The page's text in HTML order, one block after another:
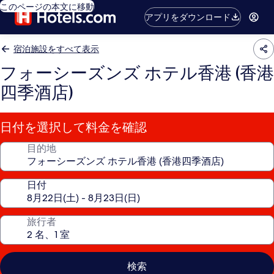
このページの本文に移動
アプリをダウンロード
宿泊施設をすべて表示
フォーシーズンズ ホテル香港 (香港
四季酒店)
日付を選択して料金を確認
目的地
日付
旅行者
検索